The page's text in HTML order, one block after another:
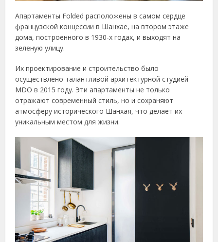
Апартаменты Folded расположены в самом сердце
французской концессии в Шанхае, на втором этаже
дома, построенного в 1930-х годах, и выходят на
зеленую улицу.
Их проектирование и строительство было
осуществлено талантливой архитектурной студией
MDO в 2015 году. Эти апартаменты не только
отражают современный стиль, но и сохраняют
атмосферу исторического Шанхая, что делает их
уникальным местом для жизни.